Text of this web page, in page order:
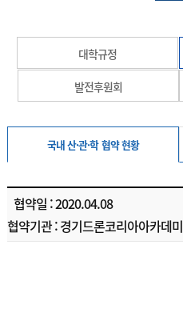
대학규정
발전후원회
국내 산·관·학 협약 현황
협약일 : 2020.04.08
협약기관 : 경기드론코리아아카데미